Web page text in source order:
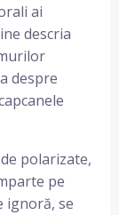
ai
descria
despre
polarizate,
pe
ignoră, se